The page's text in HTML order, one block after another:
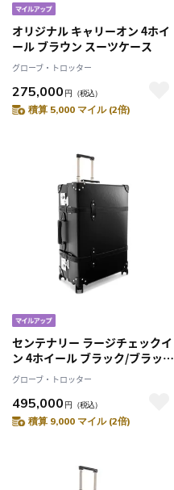
オリジナル キャリーオン 4ホイ
ール ブラウン スーツケース
グローブ・トロッター
275,000 円 （税込）
積算 5,000 マイル (2倍)
センテナリー ラージチェックイ
ン 4ホイール ブラック/ブラック
スーツケース
グローブ・トロッター
495,000 円 （税込）
積算 9,000 マイル (2倍)